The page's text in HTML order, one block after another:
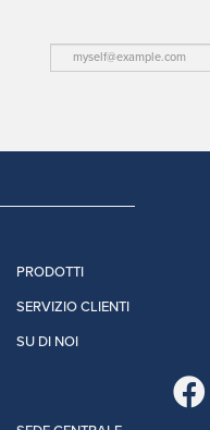
PRODOTTI
SERVIZIO CLIENTI
SU DI NOI